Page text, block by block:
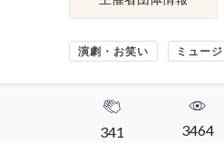
演劇・お笑い ミュー
341 3464